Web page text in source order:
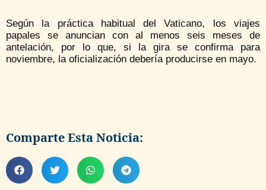
Según la práctica habitual del Vaticano, los viajes
papales se anuncian con al menos seis meses de
antelación, por lo que, si la gira se confirma para
noviembre, la oficialización debería producirse en mayo.
Comparte Esta Noticia: